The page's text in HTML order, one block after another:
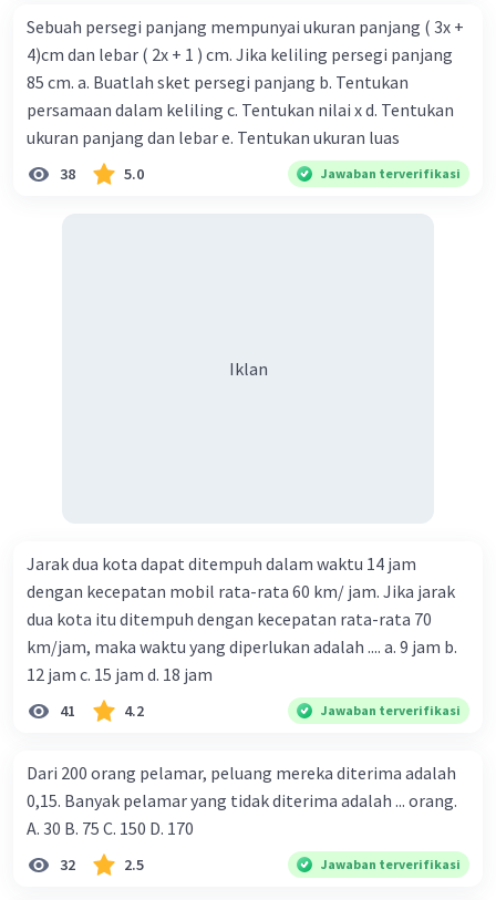
Sebuah persegi panjang mempunyai ukuran panjang ( 3x +
4)cm dan lebar ( 2x + 1 ) cm. Jika keliling persegi panjang
85 cm. a. Buatlah sket persegi panjang b. Tentukan
persamaan dalam keliling c. Tentukan nilai x d. Tentukan
ukuran panjang dan lebar e. Tentukan ukuran luas
38 5.0 Jawaban terverifikasi
Iklan
Jarak dua kota dapat ditempuh dalam waktu 14 jam
dengan kecepatan mobil rata-rata 60 km/ jam. Jika jarak
dua kota itu ditempuh dengan kecepatan rata-rata 70
km/jam, maka waktu yang diperlukan adalah .... a. 9 jam b.
12 jam c. 15 jam d. 18 jam
41 4.2 Jawaban terverifikasi
Dari 200 orang pelamar, peluang mereka diterima adalah
0,15. Banyak pelamar yang tidak diterima adalah ... orang.
A. 30 B. 75 C. 150 D. 170
32 2.5 Jawaban terverifikasi